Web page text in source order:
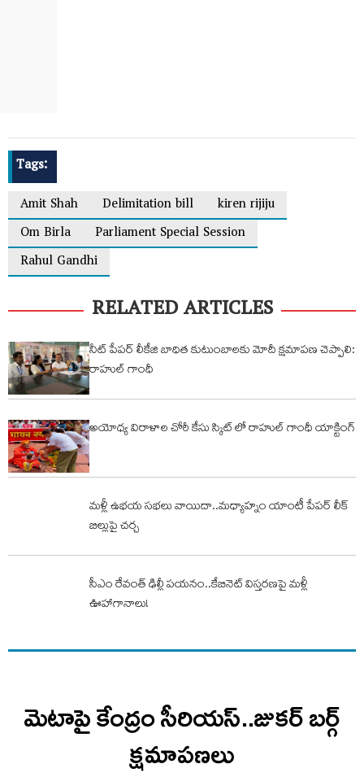
Tags:
Amit Shah
Delimitation bill
kiren rijiju
Om Birla
Parliament Special Session
Rahul Gandhi
RELATED ARTICLES
నీట్ పేపర్ లీకేజి బాధిత కుటుంబాలకు మోదీ క్షమాపణ చెప్పాలి:
రాహుల్ గాంధీ
అయోధ్య విరాళాల చోరీ కేసు స్కిట్ లో రాహుల్ గాంధీ యాక్టింగ్
మళ్లీ ఉభయ సభలు వాయిదా..మధ్యాహ్నం యాంటీ పేపర్ లీక్
బిల్లుపై చర్చ
సీఎం రేవంత్ ఢిల్లీ పయనం..కేబినెట్ విస్తరణపై మళ్లీ
ఊహాగానాలు!
మెటాపై కేంద్రం సీరియస్..జుకర్ బర్గ్
క్షమాపణలు